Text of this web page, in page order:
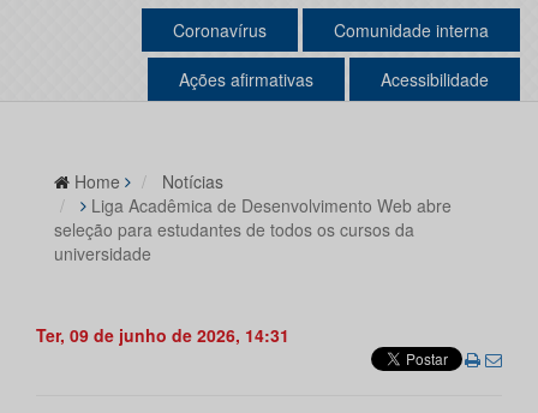
Coronavírus Comunidade interna
Ações afirmativas Acessibilidade
Home
Notícias
Liga Acadêmica de Desenvolvimento Web abre
seleção para estudantes de todos os cursos da
universidade
Ter, 09 de junho de 2026, 14:31